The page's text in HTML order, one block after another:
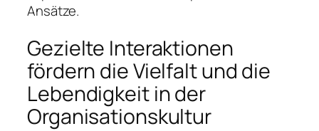
Ansätze.
Gezielte Interaktionen
fördern die Vielfalt und die
Lebendigkeit in der
Organisationskultur